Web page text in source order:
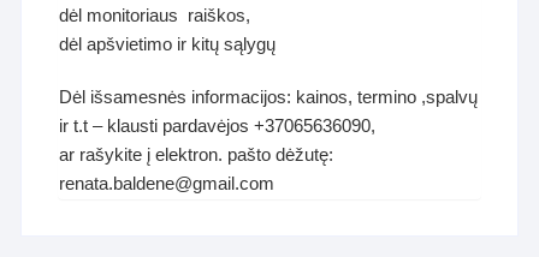
dėl monitoriaus raiškos,
dėl apšvietimo ir kitų sąlygų
Dėl išsamesnės informacijos: kainos, termino ,spalvų
ir t.t – klausti pardavėjos +37065636090,
ar rašykite į elektron. pašto dėžutę:
renata.baldene@gmail.com